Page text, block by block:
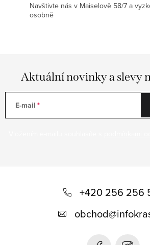
Navštivte nás v Maiselově 58/7 a
osobně
Aktuální novinky a slevy
E-mail
+420 256 256
obchod@